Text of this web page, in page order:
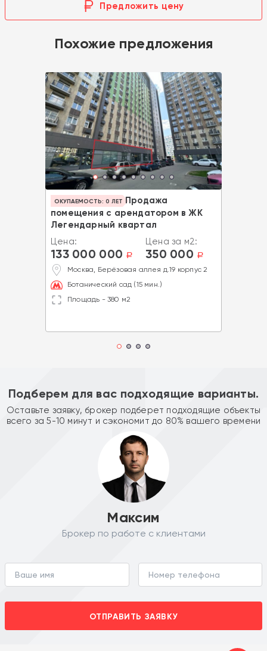
Предложить цену
Похожие предложения
ОКУПАЕМОСТЬ: 0 ЛЕТ Продажа
помещения с арендатором в ЖК
Легендарный квартал
Цена:
133 000 000 a
Цена за м2:
350 000 a
Москва, Берёзовая аллея д.19 корпус 2
Ботанический сад (15 мин.)
Площадь - 380 м2
Подберем для вас подходящие варианты.
Оставьте заявку, брокер подберет подходящие объекты
всего за 5-10 минут и сэкономит до 80% вашего времени
Максим
Брокер по работе с клиентами
ОТПРАВИТЬ ЗАЯВКУ